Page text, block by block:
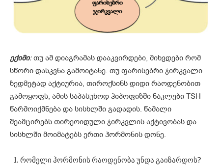
ექიმი:თუ ამ დიაგრამას დააკვირდები, მიხვდები რომ
სწორი დასკვნა გამოიტანე. თუ ფარისებრი ჯირკვალი
ზედმეტად აქტიურია, თიროქსინს დიდი რაოდენობით
გამოყოფს, ამის საპასუხოდ ჰიპოფიზში ნაკლები TSH
წარმოიქმნება და სისხლში გადადის. წამალი
შეამცირებს თირეოიდული ჯირკვლის აქტივობას და
სისხლში მოიმატებს ერთი ჰორმონის დონე.
რომელი ჰორმონის რაოდენობა უნდა გაიზარდოს?